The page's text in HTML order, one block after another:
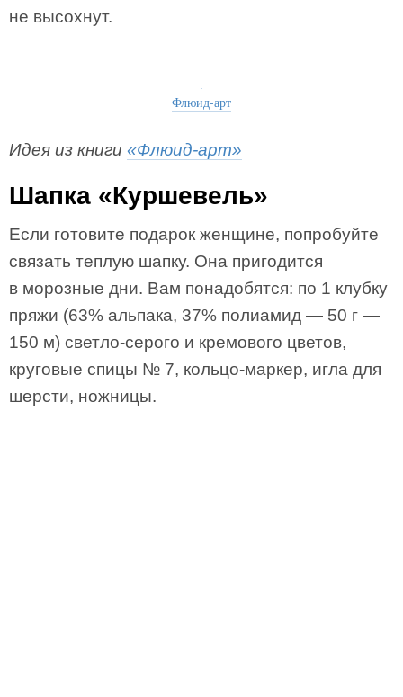
не высохнут.
Флюид-арт
Идея из книги «Флюид-арт»
Шапка «Куршевель»
Если готовите подарок женщине, попробуйте
связать теплую шапку. Она пригодится
в морозные дни. Вам понадобятся: по 1 клубку
пряжи (63% альпака, 37% полиамид — 50 г —
150 м) светло-серого и кремового цветов,
круговые спицы № 7, кольцо-маркер, игла для
шерсти, ножницы.